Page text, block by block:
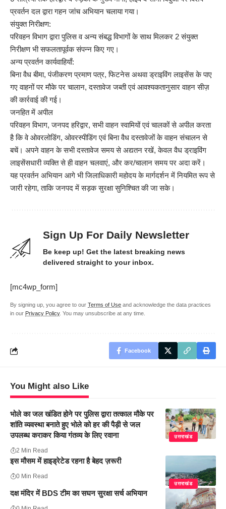
प्रवर्तन दल द्वारा गहन जांच अभियान चलाया गया।
संयुक्त निरीक्षण:
परिवहन विभाग द्वारा पुलिस व अन्य संबद्ध विभागों के साथ मिलकर 2 संयुक्त
निरीक्षण भी सफलतापूर्वक संपन्न किए गए।
अन्य प्रवर्तन कार्यवाहियाँ:
बिना वैध बीमा, पंजीकरण प्रमाण पत्र, फिटनेस अथवा ड्राइविंग लाइसेंस के पाए
गए वाहनों पर मौके पर चालान, दस्तावेज जब्ती एवं आवश्यकतानुसार वाहन सीज़
की कार्रवाई की गई।
जनहित में अपील
परिवहन विभाग, जनपद हरिद्वार, सभी वाहन स्वामियों एवं चालकों से अपील करता
है कि वे ओवरलोडिंग, ओवरस्पीडिंग एवं बिना वैध दस्तावेजों के वाहन संचालन से
बचें। अपने वाहन के सभी दस्तावेज समय से अद्यतन रखें, केवल वैध ड्राइविंग
लाइसेंसधारी व्यक्ति से ही वाहन चलवाएं, और कर/चालान समय पर अदा करें।
यह प्रवर्तन अभियान आगे भी जिलाधिकारी महोदय के मार्गदर्शन में नियमित रूप से
जारी रहेगा, ताकि जनपद में सड़क सुरक्षा सुनिश्चित की जा सके।
Sign Up For Daily Newsletter
Be keep up! Get the latest breaking news
delivered straight to your inbox.
[mc4wp_form]
By signing up, you agree to our Terms of Use and acknowledge the data practices
in our Privacy Policy. You may unsubscribe at any time.
Facebook
You Might also Like
उत्तराखंड
भोले का जल खंडित होने पर पुलिस द्वारा तत्काल मौके पर
शांति व्यवस्था बनाते हुए भोले को हर की पैड़ी से जल
उपलब्ध कराकर किया गंतव्य के लिए रवाना
2 Min Read
उत्तराखंड
इस मौसम में हाइड्रेटेड रहना है बेहद ज़रूरी
0 Min Read
दक्ष मंदिर में BDS टीम का सघन सुरक्षा सर्च अभियान